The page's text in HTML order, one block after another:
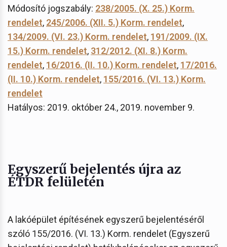
Módosító jogszabály: 238/2005. (X. 25.) Korm.
rendelet, 245/2006. (XII. 5.) Korm. rendelet,
134/2009. (VI. 23.) Korm. rendelet, 191/2009. (IX.
15.) Korm. rendelet, 312/2012. (XI. 8.) Korm.
rendelet, 16/2016. (II. 10.) Korm. rendelet, 17/2016.
(II. 10.) Korm. rendelet, 155/2016. (VI. 13.) Korm.
rendelet
Hatályos: 2019. október 24., 2019. november 9.
Egyszerű bejelentés újra az
ÉTDR felületén
A lakóépület építésének egyszerű bejelentéséről
szóló 155/2016. (VI. 13.) Korm. rendelet (Egyszerű